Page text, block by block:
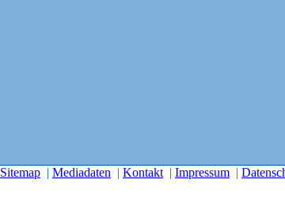
Sitemap | Mediadaten | Kontakt | Impressum |